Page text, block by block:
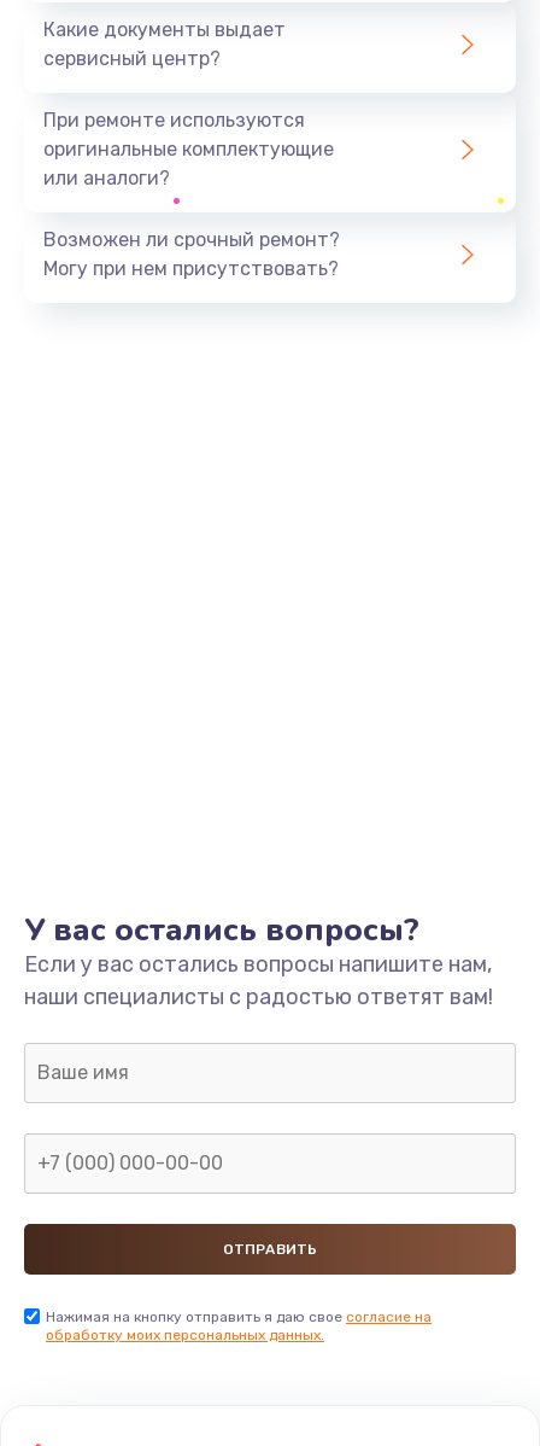
Какие документы выдает
сервисный центр?
При ремонте используются
оригинальные комплектующие
или аналоги?
Возможен ли срочный ремонт?
Могу при нем присутствовать?
У вас остались вопросы?
Если у вас остались вопросы напишите нам,
наши специалисты с радостью ответят вам!
Нажимая на кнопку отправить я даю свое согласие на
обработку моих персональных данных.